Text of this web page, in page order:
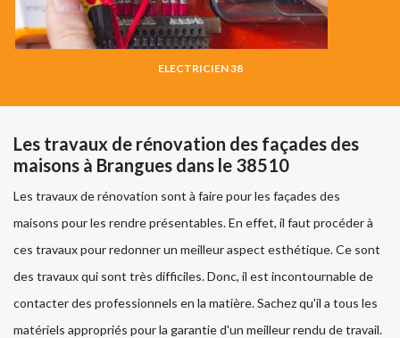
ELECTRICIEN 38
Les travaux de rénovation des façades des
maisons à Brangues dans le 38510
Les travaux de rénovation sont à faire pour les façades des
maisons pour les rendre présentables. En effet, il faut procéder à
ces travaux pour redonner un meilleur aspect esthétique. Ce sont
des travaux qui sont très difficiles. Donc, il est incontournable de
contacter des professionnels en la matière. Sachez qu'il a tous les
matériels appropriés pour la garantie d'un meilleur rendu de travail.